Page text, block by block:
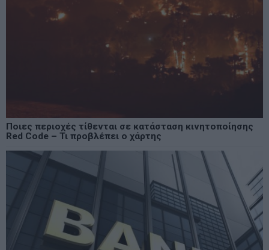
Ποιες περιοχές τίθενται σε κατάσταση κινητοποίησης
Red Code – Τι προβλέπει ο χάρτης